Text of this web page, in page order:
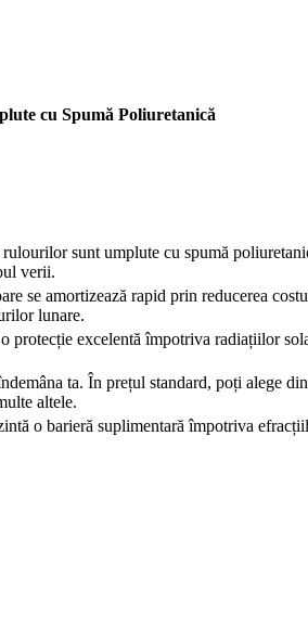
cu Spumă Poliuretanică
sunt umplute cu spumă
verii.
se amortizează rapid prin reducerea
lunare.
protecție excelentă împotriva radiațiilor
ta. În prețul standard, poți alege
altele.
o barieră suplimentară împotriva